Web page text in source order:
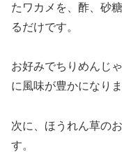
たワカメを、酢、砂
るだけです。
お好みでちりめんじ
に風味が豊かになりま
次に、ほうれん草の
す。